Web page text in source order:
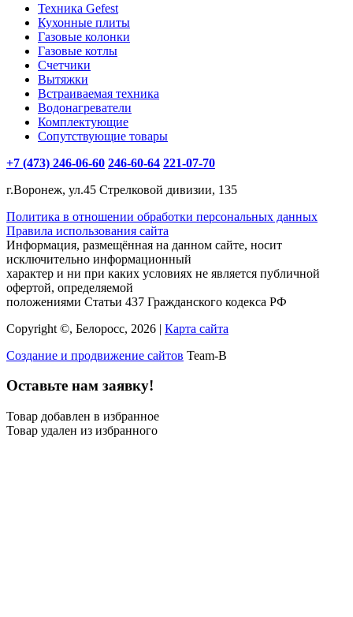
Техника Gefest
Кухонные плиты
Газовые колонки
Газовые котлы
Счетчики
Вытяжки
Встраиваемая техника
Водонагреватели
Комплектующие
Сопутствующие товары
+7 (473) 246-06-60 246-60-64 221-07-70
г.Воронеж, ул.45 Стрелковой дивизии, 135
Политика в отношении обработки персональных данных
Правила использования сайта
Информация, размещённая на данном сайте, носит
исключительно информационный
характер и ни при каких условиях не является публичной
офертой, определяемой
положениями Статьи 437 Гражданского кодекса РФ
Copyright ©, Белоросс, 2026 | Карта сайта
Создание и продвижение сайтов Team-B
Оставьте нам заявку!
Товар добавлен в избранное
Товар удален из избранного